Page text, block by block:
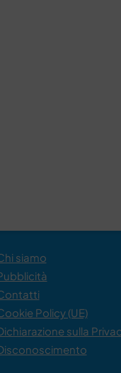
siamo
Policy (UE)
sulla